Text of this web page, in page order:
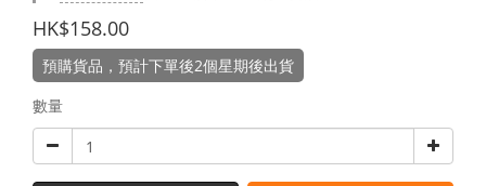
HK$158.00
預購貨品，預計下單後2個星期後出貨
數量